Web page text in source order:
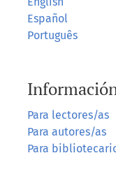
Español
Português
Para lectores/as
Para autores/as
Para